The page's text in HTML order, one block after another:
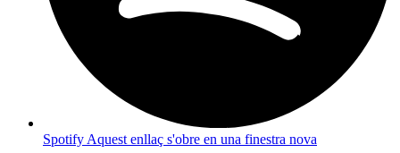
Spotify Aquest enllaç s'obre en una finestra nova